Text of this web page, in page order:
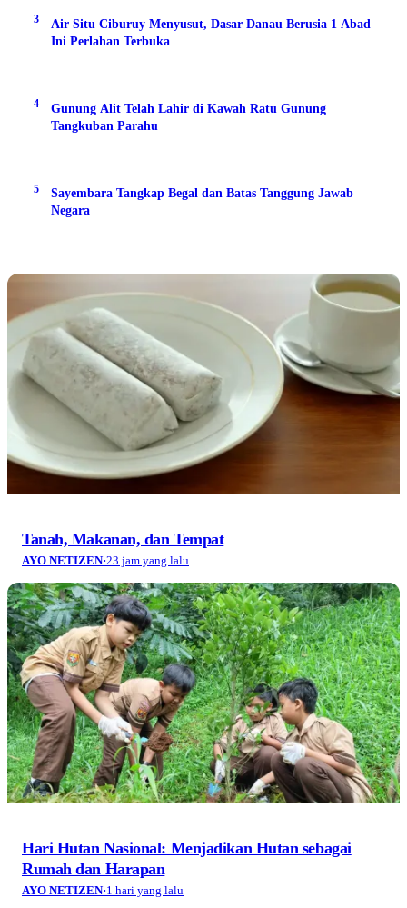
3
Air Situ Ciburuy Menyusut, Dasar Danau Berusia 1 Abad
Ini Perlahan Terbuka
4
Gunung Alit Telah Lahir di Kawah Ratu Gunung
Tangkuban Parahu
5
Sayembara Tangkap Begal dan Batas Tanggung Jawab
Negara
Tanah, Makanan, dan Tempat
AYO NETIZEN·23 jam yang lalu
Hari Hutan Nasional: Menjadikan Hutan sebagai
Rumah dan Harapan
AYO NETIZEN·1 hari yang lalu